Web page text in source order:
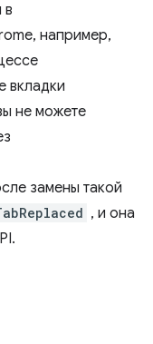
в
например,
вкладки
не можете
замены такой
, и она